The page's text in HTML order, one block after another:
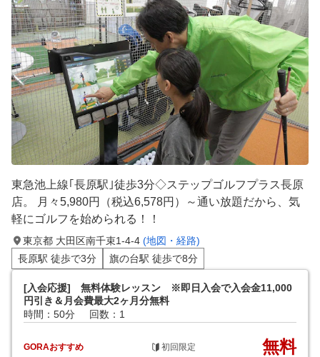
東急池上線｢長原駅｣徒歩3分◇ステップゴルフプラス長原
店。 月々5,980円（税込6,578円）～通い放題だから、気
軽にゴルフを始められる！！
東京都 大田区南千束1-4-4 (地図・経路)
長原駅 徒歩で3分
旗の台駅 徒歩で8分
[入会応援] 無料体験レッスン ※即日入会で入会金11,000
円引き＆月会費最大2ヶ月分無料
時間：50分
回数：1
GORAおすすめ 初回限定 無料